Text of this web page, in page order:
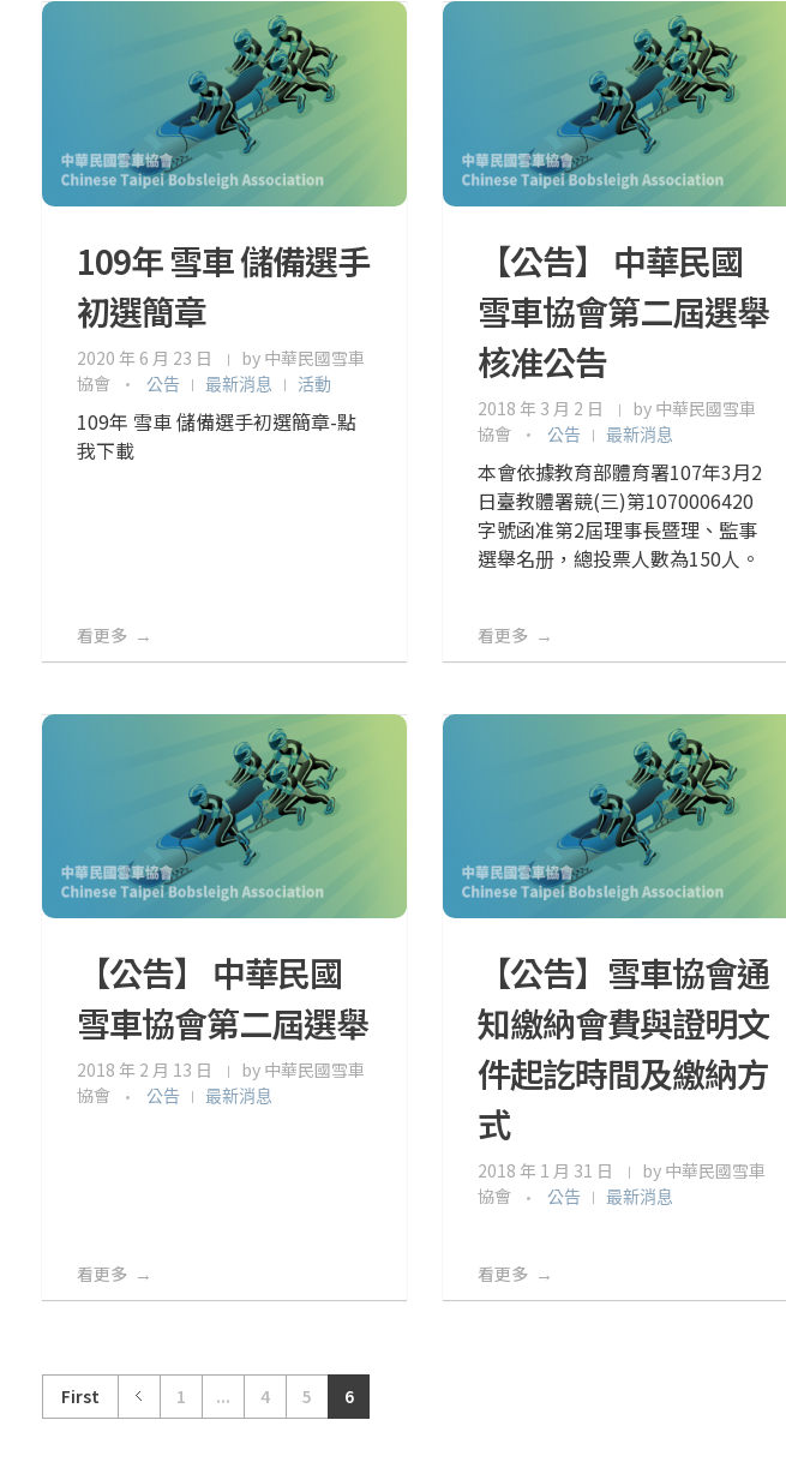
109年 雪車 儲備選手
初選簡章
2020 年 6 月 23 日 by 中華民國雪車
協會
公告 最新消息 活動
109年 雪車 儲備選手初選簡章-點
我下載
看更多
【公告】 中華民國
雪車協會第二屆選舉
核准公告
2018 年 3 月 2 日 by 中華民國雪車
協會
公告 最新消息
本會依據教育部體育署107年3月2
日臺教體署競(三)第1070006420
字號函准第2屆理事長暨理、監事
選舉名册，總投票人數為150人。
看更多
【公告】 中華民國
雪車協會第二屆選舉
2018 年 2 月 13 日 by 中華民國雪車
協會
公告 最新消息
看更多
【公告】雪車協會通
知繳納會費與證明文
件起訖時間及繳納方
式
2018 年 1 月 31 日 by 中華民國雪車
協會
公告 最新消息
看更多
First 1 ... 4 5 6